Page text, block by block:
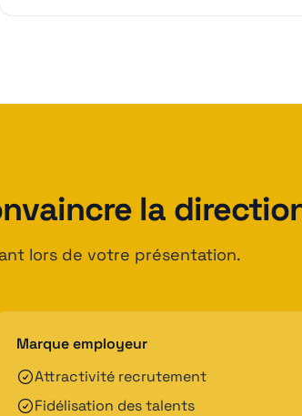
la
lors de votre présentation.
Marque employeur
Attractivité recrutement
Fidélisation des talents